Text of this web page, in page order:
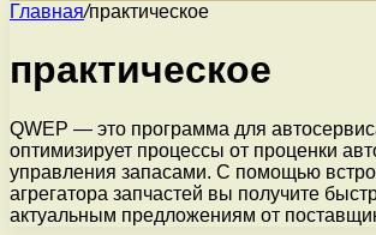
Главная/практическое
практическое
QWEP — это программа для
оптимизирует процессы от проценки
управления запасами. С помощью
агрегатора запчастей вы получите
актуальным предложениям от